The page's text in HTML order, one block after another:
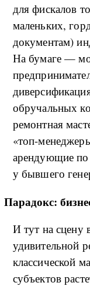
для фискалов
маленьких,
документам)
На бумаге —
обручальных
ремонтная
«топ-
арендующие по
у бывшего
Парадокс:
И тут на сцену
удивительной
классической
субъектов